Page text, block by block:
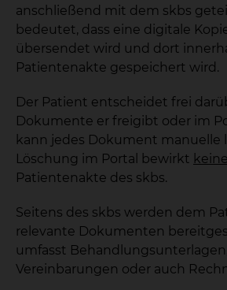
anschließend mit dem skbs
bedeutet, dass eine digitale
übersendet wird und dort
Patientenakte gespeichert wird.
Der Patient entscheidet frei
Dokumente er freigibt oder im
kann jedes Dokument manuelle
Löschung im Portal bewirkt keine
Patientenakte des skbs.
Seitens des skbs werden dem
relevante Dokumenten
umfasst
Vereinbarungen oder auch